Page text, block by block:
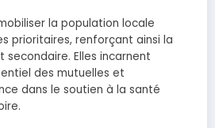
la population locale
prioritaires, renforçant ainsi la
Elles incarnent
des mutuelles et
dans le soutien à la santé